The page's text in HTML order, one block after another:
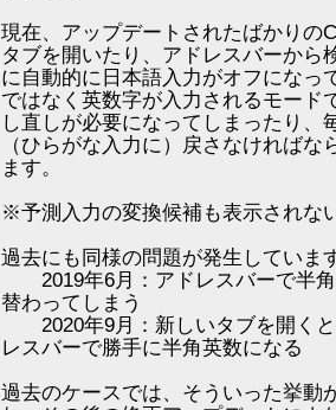
現在、アップデートされたばかりの
タブを開いたり、アドレスバーから
に自動的に日本語入力がオフになっ
ではなく英数字が入力されるモード
し直しが必要になってしまったり、
（ひらがな入力に）戻さなければ
ます。
※予測入力の変換候補も表示されな
過去にも同様の問題が発生していま
2019年6月：アドレスバーで半角
替わってしまう
2020年9月：新しいタブを開くと
レスバーで勝手に半角英数になる
過去のケースでは、そういった挙動